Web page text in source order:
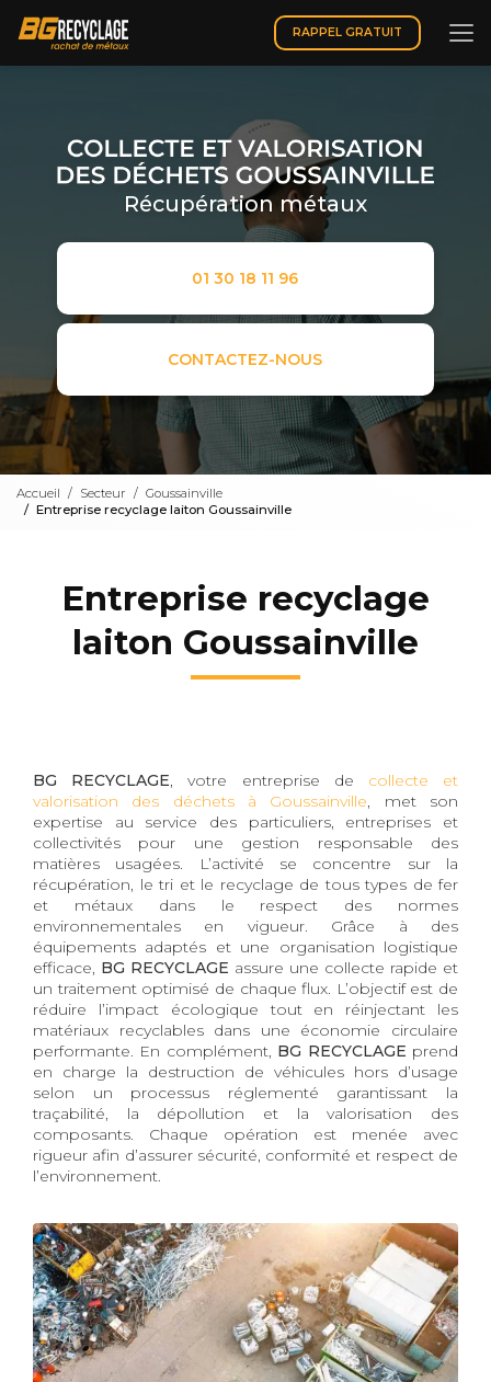
contenu
principal
RAPPEL GRATUIT
Récupération métaux
01 30 18 11 96
CONTACTEZ-NOUS
Accueil Secteur
Goussainville
Entreprise recyclage laiton Goussainville
Entreprise recyclage
laiton Goussainville
BG RECYCLAGE, votre entreprise de collecte et
valorisation des déchets à Goussainville, met son
expertise au service des particuliers, entreprises et
collectivités pour une gestion responsable des
matières usagées. L’activité se concentre sur la
récupération, le tri et le recyclage de tous types de fer
et métaux dans le respect des normes
environnementales en vigueur. Grâce à des
équipements adaptés et une organisation logistique
efficace, BG RECYCLAGE assure une collecte rapide et
un traitement optimisé de chaque flux. L’objectif est de
réduire l’impact écologique tout en réinjectant les
matériaux recyclables dans une économie circulaire
performante. En complément, BG RECYCLAGE prend
en charge la destruction de véhicules hors d’usage
selon un processus réglementé garantissant la
traçabilité, la dépollution et la valorisation des
composants. Chaque opération est menée avec
rigueur afin d’assurer sécurité, conformité et respect de
l’environnement.